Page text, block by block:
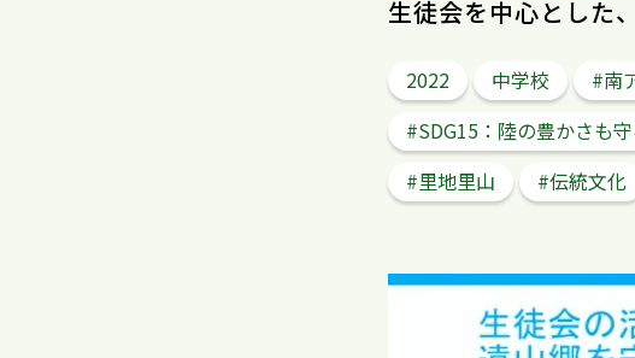
生徒会を中心とした
2022 中学校 #南
#SDG15：陸の豊かさも
#里地里山
#伝統文化